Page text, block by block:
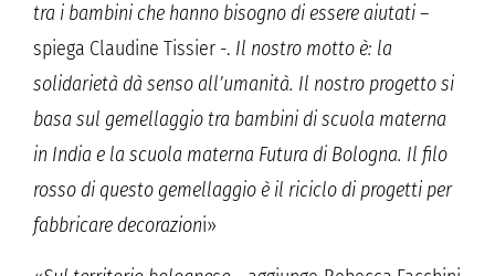
tra i bambini che hanno bisogno di essere aiutati–
spiega Claudine Tissier -. Il nostro motto è: la
solidarietà dà senso all’umanità. Il nostro progetto si
basa sul gemellaggio tra bambini di scuola materna
in India e la scuola materna Futura di Bologna. Il filo
rosso di questo gemellaggio è il riciclo di progetti per
fabbricare decorazioni»